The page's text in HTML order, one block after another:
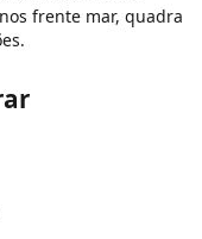
frente mar, quadra